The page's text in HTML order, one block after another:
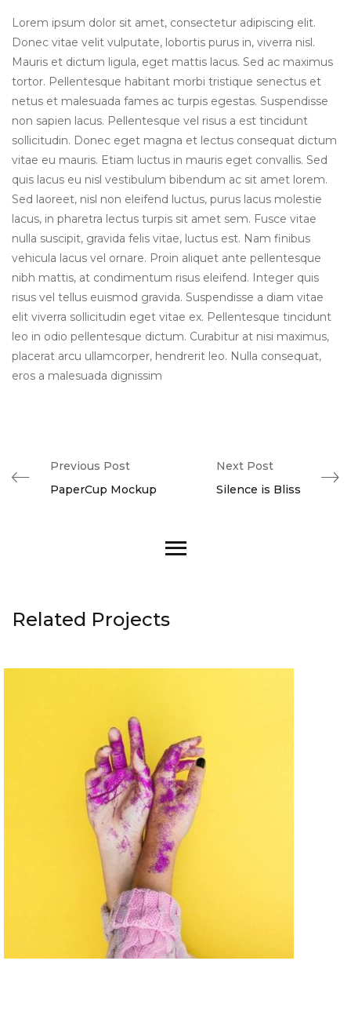
Lorem ipsum dolor sit amet, consectetur adipiscing elit.
Donec vitae velit vulputate, lobortis purus in, viverra nisl.
Mauris et dictum ligula, eget mattis lacus. Sed ac maximus
tortor. Pellentesque habitant morbi tristique senectus et
netus et malesuada fames ac turpis egestas. Suspendisse
non sapien lacus. Pellentesque vel risus a est tincidunt
sollicitudin. Donec eget magna et lectus consequat dictum
vitae eu mauris. Etiam luctus in mauris eget convallis. Sed
quis lacus eu nisl vestibulum bibendum ac sit amet lorem.
Sed laoreet, nisl non eleifend luctus, purus lacus molestie
lacus, in pharetra lectus turpis sit amet sem. Fusce vitae
nulla suscipit, gravida felis vitae, luctus est. Nam finibus
vehicula lacus vel ornare. Proin aliquet ante pellentesque
nibh mattis, at condimentum risus eleifend. Integer quis
risus vel tellus euismod gravida. Suspendisse a diam vitae
elit viverra sollicitudin eget vitae ex. Pellentesque tincidunt
leo in odio pellentesque dictum. Curabitur at nisi maximus,
placerat arcu ullamcorper, hendrerit leo. Nulla consequat,
eros a malesuada dignissim
Previous Post
PaperCup Mockup
Next Post
Silence is Bliss
Related Projects